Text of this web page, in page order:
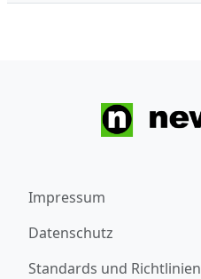
Impressum
Datenschutz
Standards und Richtlinien